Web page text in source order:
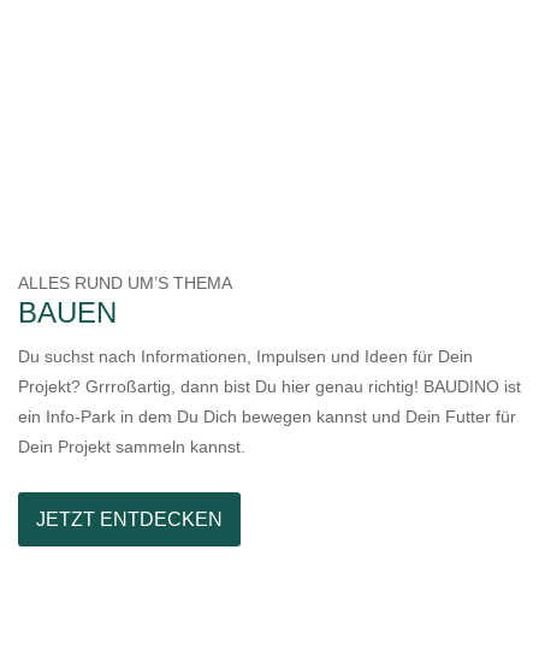
ALLES RUND UM’S THEMA
BAUEN
Du suchst nach Informationen, Impulsen und Ideen für Dein
Projekt? Grrroßartig, dann bist Du hier genau richtig! BAUDINO ist
ein Info-Park in dem Du Dich bewegen kannst und Dein Futter für
Dein Projekt sammeln kannst.
JETZT ENTDECKEN